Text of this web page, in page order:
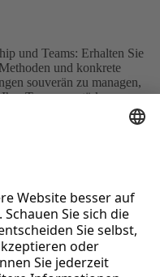
und Teams: Erhalten Sie
und konkrete
souverän zu managen,
Teams zu stärken.
wie Digitalisierung,
zu widerrufen. Bitte
unserem Newsletter
Rechten in unserer
Newsletter